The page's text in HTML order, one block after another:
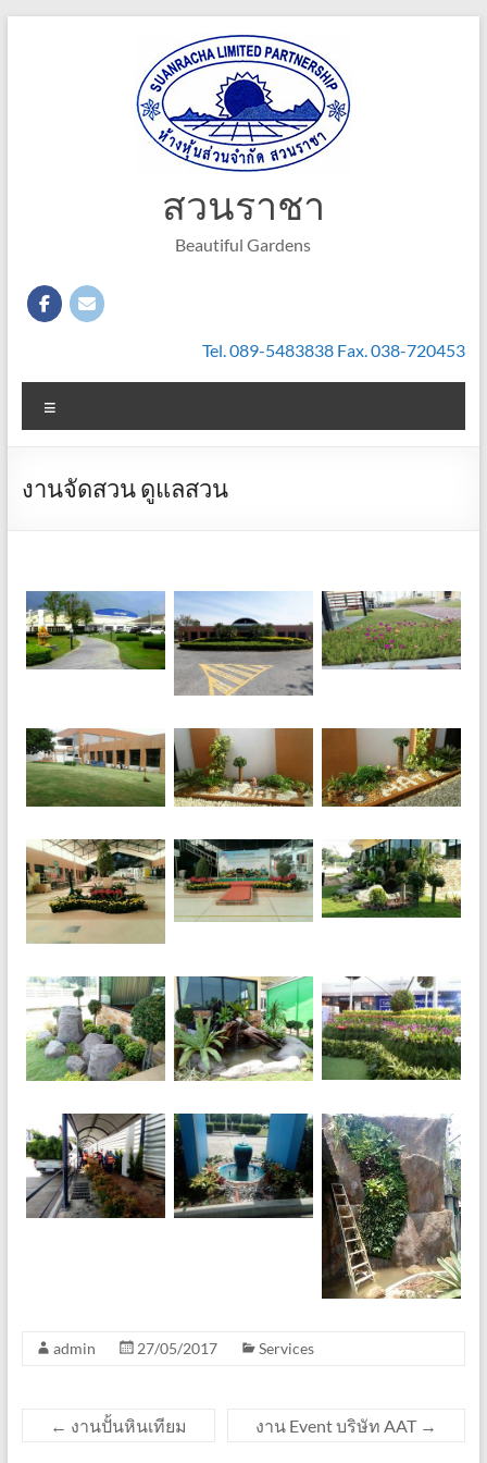
สวนราชา
Beautiful Gardens
Tel. 089-5483838 Fax. 038-720453
งานจัดสวน ดูแลสวน
admin 27/05/2017 Services
← งานปั้นหินเทียม งาน Event บริษัท AAT →